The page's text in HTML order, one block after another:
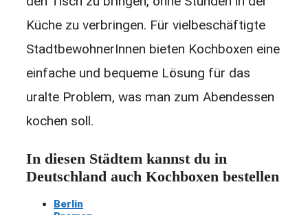
Küche zu verbringen. Für vielbeschäftigte
StadtbewohnerInnen bieten Kochboxen eine
einfache und bequeme Lösung für das
uralte Problem, was man zum Abendessen
kochen soll.
In diesen Städtem kannst du in
Deutschland auch Kochboxen bestellen
Berlin